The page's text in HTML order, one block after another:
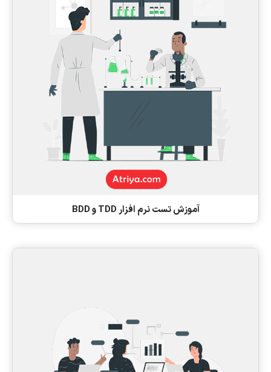
آموزش تست نرم افزار TDD و BDD